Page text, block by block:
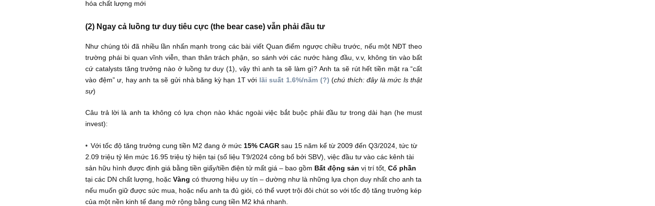
Lợi nhuận của những doanh nghiệp chất lượng (quality corporate earnings) hoàn toàn có thể tăng trưởng
kép với tốc độ hai chữ số trong 10-20 năm tới, thứ sớm muộn cũng sẽ phản ánh vào giá cổ phiếu của doanh
nhiều “viên ngọc quý” được quản trị tốt bởi ban lãnh đạo tuyệt vời, nằm trong những ngành nghề còn nhiều
dư địa tăng trưởng và có một tình hình tài chính vững mạnh không thể phá hủy
trường vốn, khởi động lại các kế hoạch cổ phần hóa, thoái vốn Nhà nước và tạo động lực niêm yết các hàng
hóa chất lượng mới
(2) Ngay cả luồng tư duy tiêu cực (the bear case) vẫn phải đầu tư